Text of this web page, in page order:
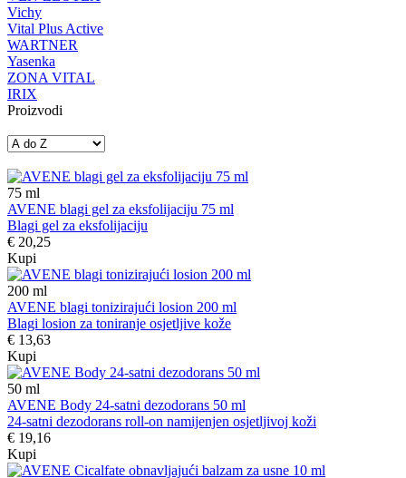
Vichy
Vital Plus Active
WARTNER
Yasenka
ZONA VITAL
IRIX
Proizvodi
75 ml
AVENE blagi gel za eksfolijaciju 75 ml
Blagi gel za eksfolijaciju
€ 20,25
Kupi
200 ml
AVENE blagi tonizirajući losion 200 ml
Blagi losion za toniranje osjetljive kože
€ 13,63
Kupi
50 ml
AVENE Body 24-satni dezodorans 50 ml
24-satni dezodorans roll-on namijenjen osjetljivoj koži
€ 19,16
Kupi